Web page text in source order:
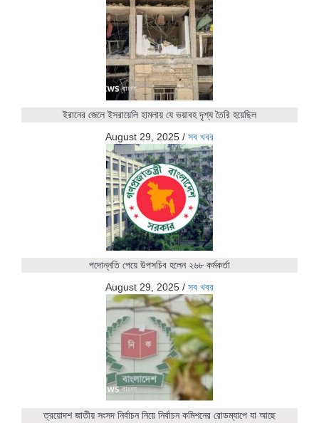
ইরানের জেলে ইসরায়েলি হামলায় যে ভয়াবহ দৃশ্য তৈরি হয়েছিল
August 29, 2025 / সব খবর
পদোন্নতি পেয়ে উপসচিব হলেন ২৬৮ কর্মকর্তা
August 29, 2025 / সব খবর
ত্রয়োদশ জাতীয় সংসদ নির্বাচন নিয়ে নির্বাচন কমিশনের রোডম্যাপে যা আছে